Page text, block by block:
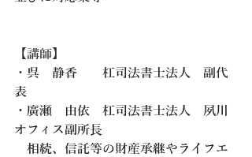
【講師】
・ 呉　静香　　杠司法書士法人　副代
表
・廣瀬　由依　杠司法書士法人　夙川
オフィス副所長
相続、信託等の財産承継やライフエ